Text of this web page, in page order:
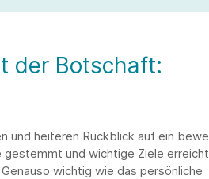
der Botschaft:
und heiteren Rückblick auf ein
und wichtige Ziele
wichtig wie das persönliche